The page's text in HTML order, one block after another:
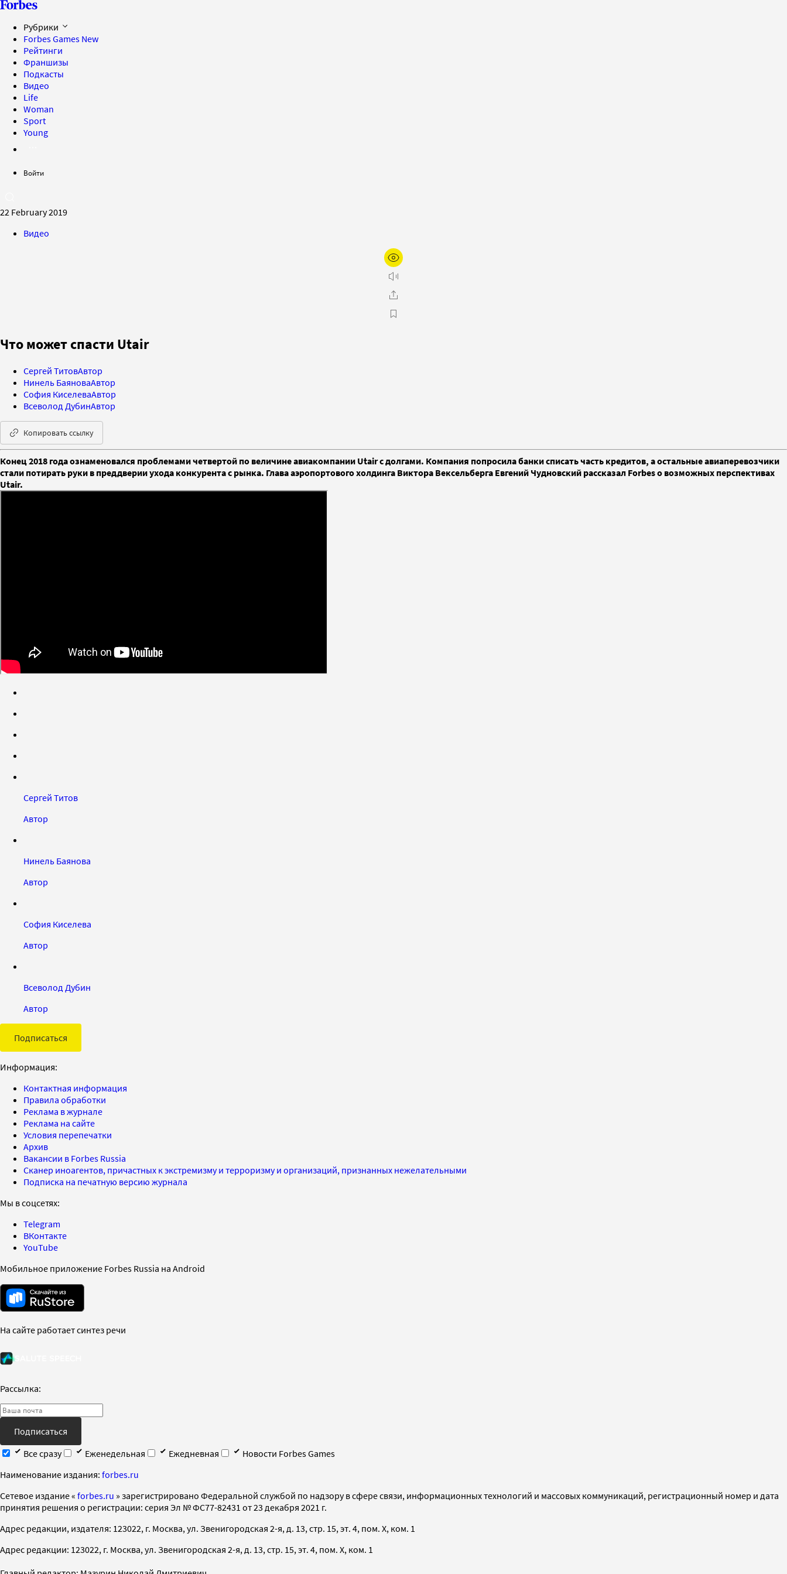
Рубрики
Forbes Games New
Рейтинги
Франшизы
Подкасты
Видео
Life
Woman
Sport
Young
Войти
22 February 2019
Видео
Что может спасти Utair
Сергей ТитовАвтор
Нинель БаяноваАвтор
София КиселеваАвтор
Всеволод ДубинАвтор
Копировать ссылку
Конец 2018 года ознаменовался проблемами четвертой по величине авиакомпании Utair с долгами. Компания попросила банки списать часть кредитов, а остальные авиаперевозчики
стали потирать руки в преддверии ухода конкурента с рынка. Глава аэропортового холдинга Виктора Вексельберга Евгений Чудновский рассказал Forbes о возможных перспективах
Utair.
Сергей Титов
Автор
Нинель Баянова
Автор
София Киселева
Автор
Всеволод Дубин
Автор
Подписаться
Информация:
Контактная информация
Правила обработки
Реклама в журнале
Реклама на сайте
Условия перепечатки
Архив
Вакансии в Forbes Russia
Сканер иноагентов, причастных к экстремизму и терроризму и организаций, признанных нежелательными
Подписка на печатную версию журнала
Мы в соцсетях:
Telegram
ВКонтакте
YouTube
Мобильное приложение Forbes Russia на Android
На сайте работает синтез речи
Рассылка:
Подписаться
Все сразу
Еженедельная Ежедневная
Новости Forbes Games
Наименование издания: forbes.ru
Cетевое издание « forbes.ru » зарегистрировано Федеральной службой по надзору в сфере связи, информационных технологий и массовых коммуникаций, регистрационный номер и дата
принятия решения о регистрации: серия Эл № ФС77-82431 от 23 декабря 2021 г.
Адрес редакции, издателя: 123022, г. Москва, ул. Звенигородская 2-я, д. 13, стр. 15, эт. 4, пом. X, ком. 1
Адрес редакции: 123022, г. Москва, ул. Звенигородская 2-я, д. 13, стр. 15, эт. 4, пом. X, ком. 1